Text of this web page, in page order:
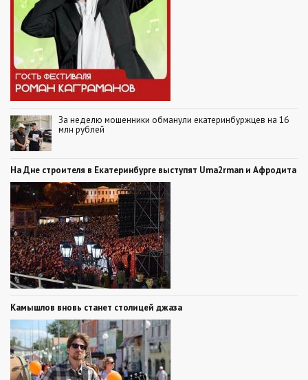
За неделю мошенники обманули екатеринбуржцев на 16
млн рублей
На Дне строителя в Екатеринбурге выступят Uma2rman и Афродита
Камышлов вновь станет столицей джаза